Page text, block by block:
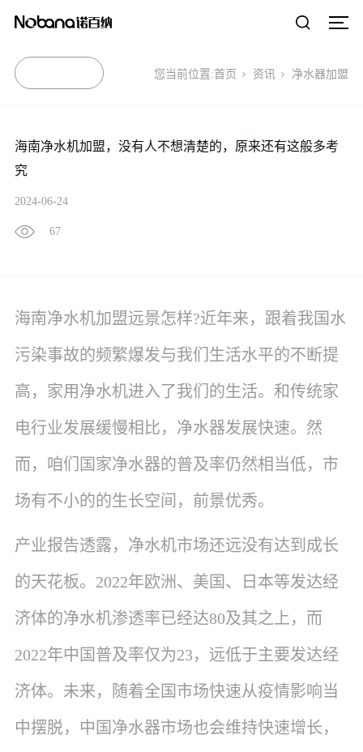
您当前位置:首页 资讯 净水器加盟
海南净水机加盟，没有人不想清楚的，原来还有这般多考
究
2024-06-24
67
海南净水机加盟远景怎样?近年来，跟着我国水
污染事故的频繁爆发与我们生活水平的不断提
高，家用净水机进入了我们的生活。和传统家
电行业发展缓慢相比，净水器发展快速。然
而，咱们国家净水器的普及率仍然相当低，市
场有不小的的生长空间，前景优秀。
产业报告透露，净水机市场还远没有达到成长
的天花板。2022年欧洲、美国、日本等发达经
济体的净水机渗透率已经达80及其之上，而
2022年中国普及率仅为23，远低于主要发达经
济体。未来，随着全国市场快速从疫情影响当
中摆脱，中国净水器市场也会维持快速增长，